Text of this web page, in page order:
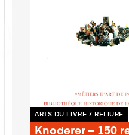
ARTS DU LIVRE / RELIURE
Knoderer – 150